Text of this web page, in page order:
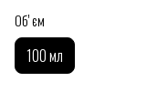
Обʼєм
100 мл